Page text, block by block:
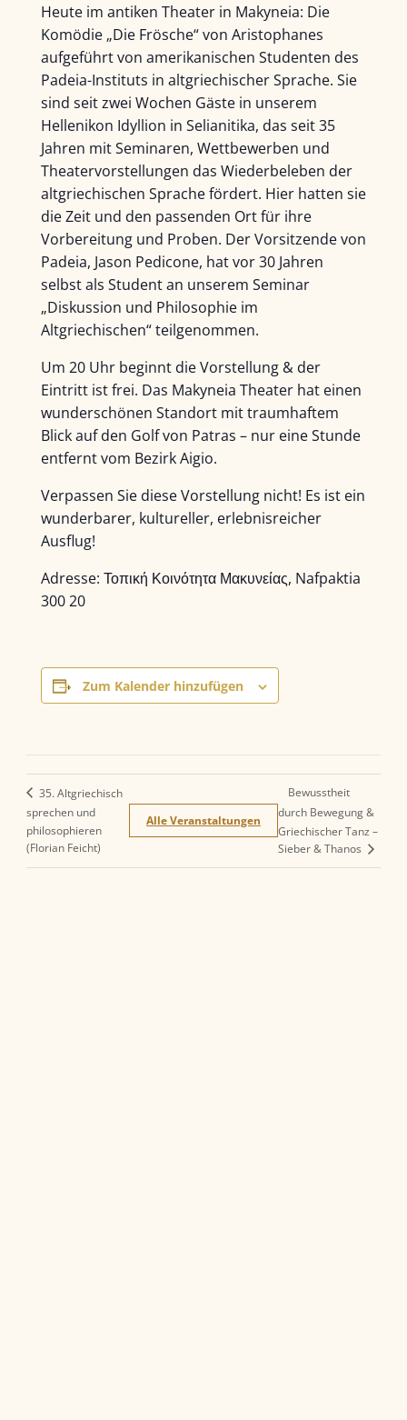
Heute im antiken Theater in Makyneia: Die
Komödie „Die Frösche“ von Aristophanes
aufgeführt von amerikanischen Studenten des
Padeia-Instituts in altgriechischer Sprache. Sie
sind seit zwei Wochen Gäste in unserem
Hellenikon Idyllion in Selianitika, das seit 35
Jahren mit Seminaren, Wettbewerben und
Theatervorstellungen das Wiederbeleben der
altgriechischen Sprache fördert. Hier hatten sie
die Zeit und den passenden Ort für ihre
Vorbereitung und Proben. Der Vorsitzende von
Padeia, Jason Pedicone, hat vor 30 Jahren
selbst als Student an unserem Seminar
„Diskussion und Philosophie im
Altgriechischen“ teilgenommen.
Um 20 Uhr beginnt die Vorstellung & der
Eintritt ist frei. Das Makyneia Theater hat einen
wunderschönen Standort mit traumhaftem
Blick auf den Golf von Patras – nur eine Stunde
entfernt vom Bezirk Aigio.
Verpassen Sie diese Vorstellung nicht! Es ist ein
wunderbarer, kultureller, erlebnisreicher
Ausflug!
Adresse: Τοπική Κοινότητα Μακυνείας, Nafpaktia
300 20
Zum Kalender hinzufügen
35. Altgriechisch
sprechen und
philosophieren
(Florian Feicht)
Alle Veranstaltungen
Bewusstheit
durch Bewegung &
Griechischer Tanz –
Sieber & Thanos